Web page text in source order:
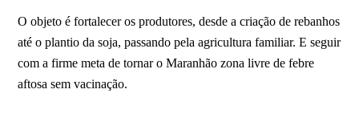
O objeto é fortalecer os produtores, desde a criação de rebanhos
até o plantio da soja, passando pela agricultura familiar. E seguir
com a firme meta de tornar o Maranhão zona livre de febre
aftosa sem vacinação.